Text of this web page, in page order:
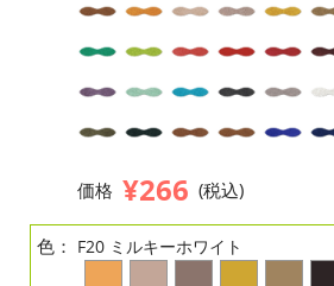
価格 ¥266 (税込)
色： F20 ミルキーホワイト